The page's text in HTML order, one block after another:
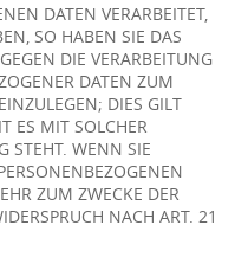
DATEN VERARBEITET,
SO HABEN SIE DAS
DIE VERARBEITUNG
DATEN ZUM
DIES GILT
ES MIT SOLCHER
STEHT. WENN SIE
ZUM ZWECKE DER
NACH ART. 21